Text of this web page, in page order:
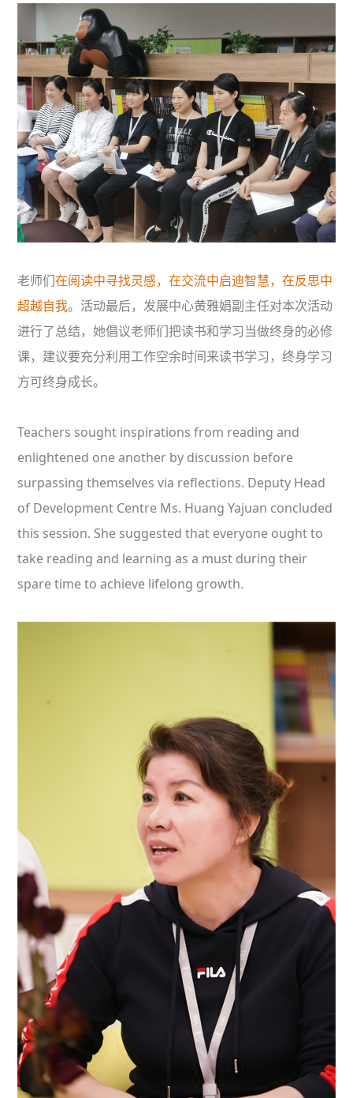
老师们在阅读中寻找灵感，在交流中启迪智慧，在反思中
超越自我。活动最后，发展中心黄雅娟副主任对本次活动
进行了总结，她倡议老师们把读书和学习当做终身的必修
课，建议要充分利用工作空余时间来读书学习，终身学习
方可终身成长。
Teachers sought inspirations from reading and
enlightened one another by discussion before
surpassing themselves via reflections. Deputy Head
of Development Centre Ms. Huang Yajuan concluded
this session. She suggested that everyone ought to
take reading and learning as a must during their
spare time to achieve lifelong growth.